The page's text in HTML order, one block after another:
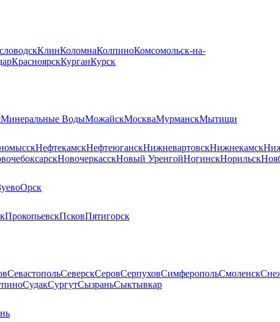
КлинКоломнаКолпиноКомсомольск-на-
КрасноярскКурганКурск
Минеральные ВодыМожайскМоскваМурманскМытищи
НефтекамскНефтеюганскНижневартовскНижнекамск
НовочеркасскНовый УренгойНогинскНорильск
Орск
ПрокопьевскПсковПятигорск
СевастопольСеверскСеровСерпуховСимферопольСмоленск
СудакСургутСызраньСыктывкар